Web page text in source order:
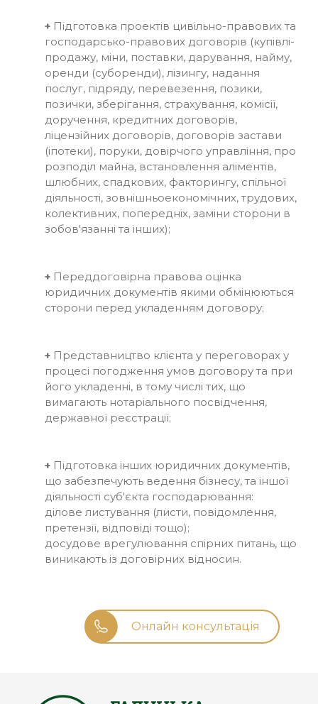
+ Підготовка проектів цивільно-правових та
господарсько-правових договорів (купівлі-
продажу, міни, поставки, дарування, найму,
оренди (суборенди), лізингу, надання
послуг, підряду, перевезення, позики,
позички, зберігання, страхування, комісії,
доручення, кредитних договорів,
ліцензійних договорів, договорів застави
(іпотеки), поруки, довірчого управління, про
розподіл майна, встановлення аліментів,
шлюбних, спадкових, факторингу, спільної
діяльності, зовнішньоекономічних, трудових,
колективних, попередніх, заміни сторони в
зобов'язанні та інших);
+ Переддоговірна правова оцінка
юридичних документів якими обмінюються
сторони перед укладенням договору;
+ Представництво клієнта у переговорах у
процесі погодження умов договору та при
його укладенні, в тому числі тих, що
вимагають нотаріального посвідчення,
державної реєстрації;
+ Підготовка інших юридичних документів,
що забезпечують ведення бізнесу, та іншої
діяльності суб'єкта господарювання:
ділове листування (листи, повідомлення,
претензії, відповіді тощо);
досудове врегулювання спірних питань, що
виникають із договірних відносин.
Онлайн консультація